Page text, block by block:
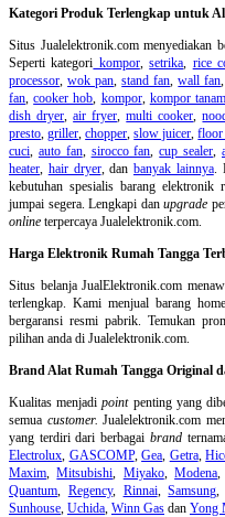
Kategori Produk Terlengkap untuk
Situs Jualelektronik.com menyediakan
Seperti kategori kompor,setrika, rice
processor,wok pan,stand fan,wall fan,
fan,cooker hob, kompor, kompor tanam
dish dryer,air fryer,multi cooker,
presto,griller,chopper,slow juicer,floor
cuci, auto fan, sirocco fan,cup sealer,
heater, hair dryer, dan banyak lainnya.
kebutuhan spesialis barang
jumpai segera. Lengkapi danupgrade
online terpercaya Jualelektronik.com.
Harga Elektronik Rumah Tangga
Situs belanjaJualElektronik.com
terlengkap. Kami menjual barang
bergaransi resmi pabrik. Temukan
pilihan anda di Jualelektronik.com.
Brand Alat Rumah Tangga Original
Kualitas menjadipointpenting yang
semua customer. Jualelektronik.com
yang terdiri dari berbagai brand
Electrolux, GASCOMP,Gea, Getra,
Maxim,Mitsubishi, Miyako,Modena,
Quantum, Regency, Rinnai,Samsung
Sunhouse, Uchida, Winn Gas dan Yong